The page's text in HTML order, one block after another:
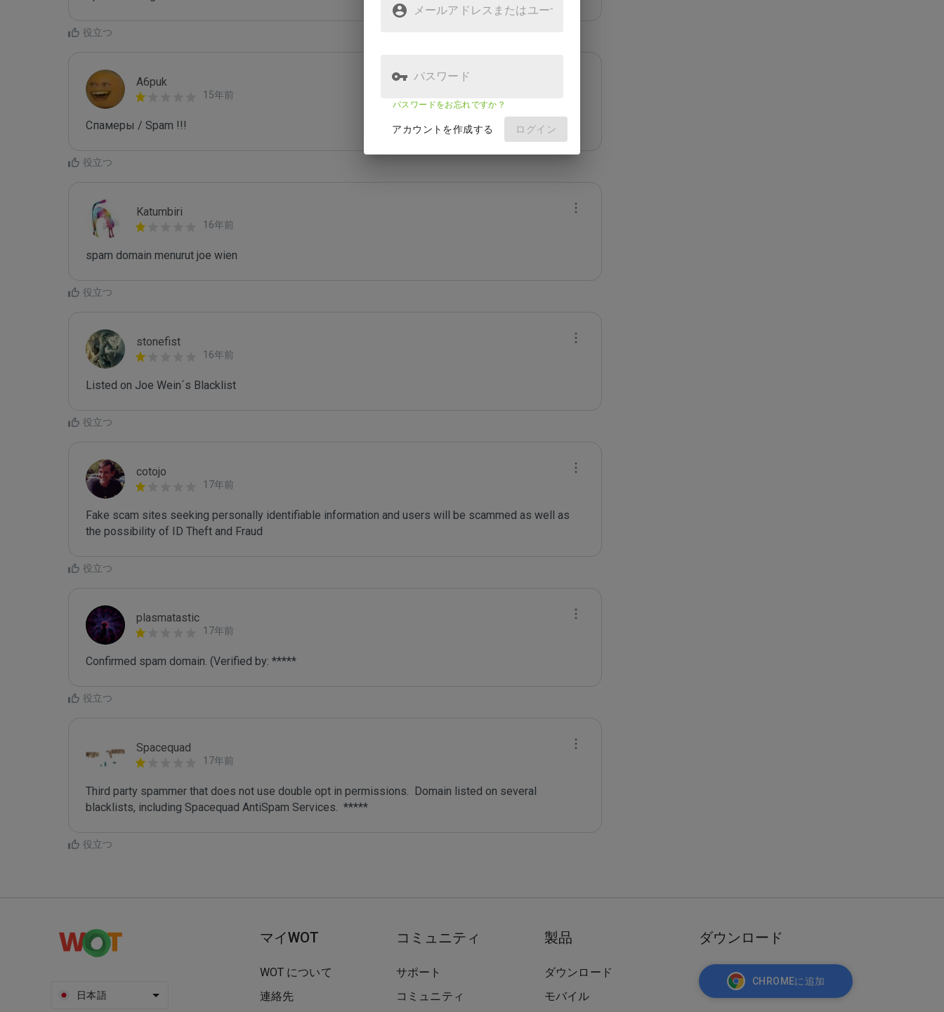
役立つ
A6puk
15年前
Спамеры / Spam !!!
役立つ
Katumbiri
16年前
spam domain menurut joe wien
役立つ
stonefist
16年前
Listed on Joe Wein´s Blacklist
役立つ
cotojo
17年前
Fake scam sites seeking personally identifiable information and users will be scammed as well as
the possibility of ID Theft and Fraud
役立つ
plasmatastic
17年前
Confirmed spam domain. (Verified by: *****
役立つ
Spacequad
17年前
Third party spammer that does not use double opt in permissions.  Domain listed on several
役立つ
日本語
マイWOT
WOT について
連絡先
コミュニティ
サポート
コミュニティ
製品
ダウンロード
モバイル
ダウンロード
CHROMEに追加
メールアドレスまたはユーザ
名
パスワード
パスワードをお忘れですか？
アカウントを作成する ログイン